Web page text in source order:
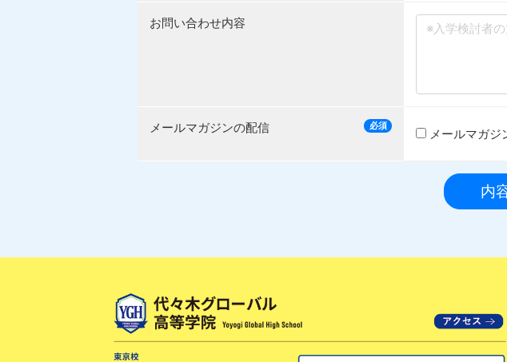
お問い合わせ内容
メールマガジンの配信 必須
メールマガジ
内